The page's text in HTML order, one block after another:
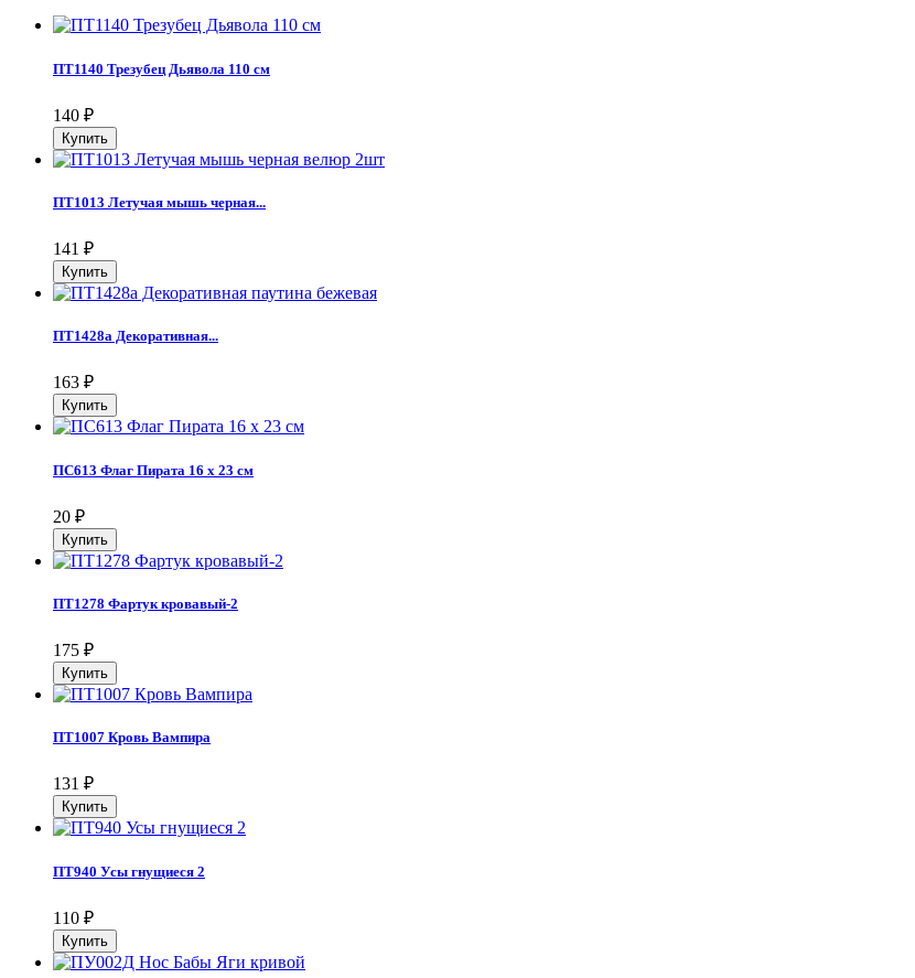
ПТ1140 Трезубец Дьявола 110 см
140 ₽
ПТ1013 Летучая мышь черная...
141 ₽
ПТ1428а Декоративная...
163 ₽
ПС613 Флаг Пирата 16 х 23 см
20 ₽
ПТ1278 Фартук кровавый-2
175 ₽
ПТ1007 Кровь Вампира
131 ₽
ПТ940 Усы гнущиеся 2
110 ₽